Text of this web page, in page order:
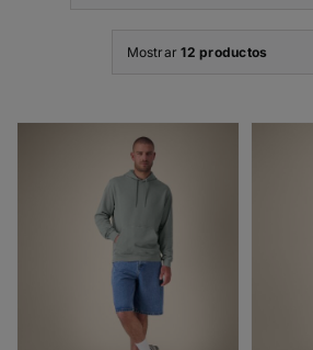
Mostrar12 productos